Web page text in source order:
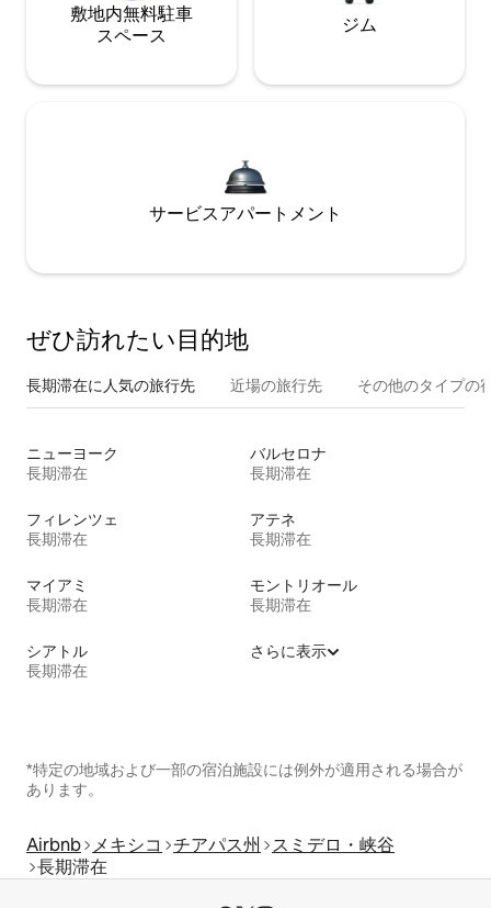
敷地内無料駐⁠車
ス⁠ペ⁠ー⁠ス
ジム
サービスアパートメント
ぜひ訪⁠れ⁠た⁠い目⁠的⁠地
長期滞在に人気の旅行先 近場の旅行先 その他のタ⁠イ⁠プ⁠の
ニューヨーク
長期滞在
バルセロナ
長期滞在
フィレンツェ
長期滞在
アテネ
長期滞在
マイアミ
長期滞在
モントリオール
長期滞在
シアトル
長期滞在
さらに表示
*特定の地域および一部の宿泊施設には例外が適用される場合が
あります。
Airbnb メキシコ チアパス州
スミデロ・峡谷
長期滞在